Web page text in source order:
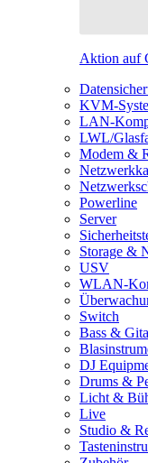
Aktion auf
KVM-
LAN-
LWL/
Modem &
Powerline
Server
Storage &
USV
WLAN-
Switch
Bass &
DJ
Drums &
Licht &
Live
Studio &